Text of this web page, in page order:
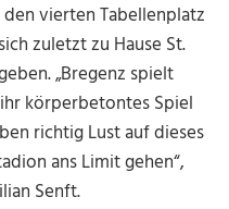
vierten Tabellenplatz
zuletzt zu Hause St.
„Bregenz spielt
körperbetontes Spiel
richtig Lust auf dieses
ans Limit gehen“,
Senft.